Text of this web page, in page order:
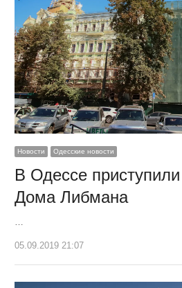
Новости Одесские новости
В Одессе
Дома Либмана
…
05.09.2019 21:07